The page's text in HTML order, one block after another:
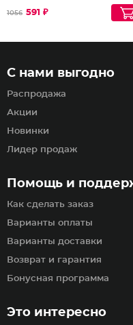
1056 591 ₽
Помощь и
Как сделать заказ
Варианты оплаты
Варианты доставки
Возврат и гарантия
Бонусная программа
С нами выгодно
Распродажа
Акции
Новинки
Лидер продаж
Это интересно